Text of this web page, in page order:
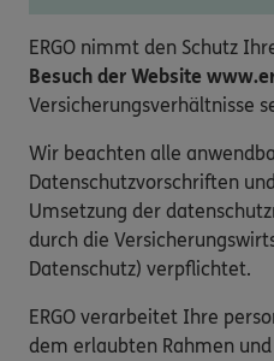
ERGO nimmt den Schutz
Besuch der Website
Versicherungsverhältnisse
Wir beachten alle
Datenschutzvorschriften
Umsetzung der
durch die
Datenschutz) verpflichtet.
ERGO verarbeitet Ihre
dem erlaubten Rahmen